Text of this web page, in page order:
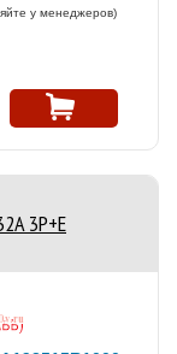
у менеджеров)
3P+E